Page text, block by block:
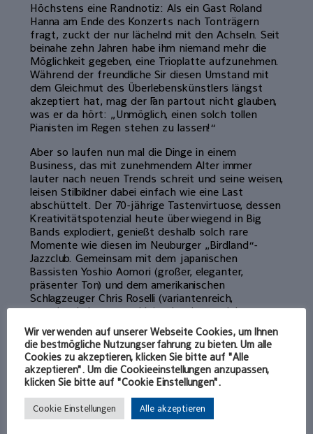
Höchstens eine Randnotiz: Als ein Gast Roland
Hanna am Ende des Konzerts nach Tonträgern
fragt, zuckt der nur lächelnd mit den Achseln. Seit
beinahe zehn Jahren habe ihm niemand mehr die
Möglichkeit gegeben, eine Trioplatte aufzunehmen.
Während der freundliche Sir diesen Umstand mit
dem Gleichmut des Überlebenskünstlers längst
akzeptiert hat, mag der Fan partout nicht glauben,
was er da hört: „Unmöglich, einen solch tollen
Pianisten im Regen stehen zu lassen!“
Aber so laufen nun mal die Dinge in einem
Business, das mit zunehmendem Alter immer
lauter nach neuen Trends schreit und seine weisen,
leisen Stilbildner dabei einfach wie eine Last
abschüttelt. Der 70-jährige Tastenvirtuose, dessen
Kreativitätspotenzial heute überwiegend in Big
Bands explodiert, genießt deshalb solch rare
Momente wie diesen im Neuburger „Birdland“-
Jazzclub. Gemeinsam mit dem japanischen
Bassisten Yoshio Aomori (großer, eleganter,
präsenter Ton) und dem amerikanischen
Schlagzeuger Chris Roselli (variantenreich,
manchmal aber zu rockig) schwelgt er sich
erfrischend unnostalgisch durch ein Repertoire,
das überall auf dem Index der Normenwächter der
Jazzpolizei steht.
Immer wieder schlendert Hannas Händchen voller
verspielter Romantik daher, dann schlurft die
rechte Pranke im tiefen Monkschen Büßergang
übers Elfenbein, um schließlich voller Seligkeit in
Wir verwenden auf unserer Webseite Cookies, um Ihnen
die bestmögliche Nutzungserfahrung zu bieten. Um alle
Cookies zu akzeptieren, klicken Sie bitte auf "Alle
akzeptieren". Um die Cookieeinstellungen anzupassen,
klicken Sie bitte auf "Cookie Einstellungen".
Cookie Einstellungen Alle akzeptieren